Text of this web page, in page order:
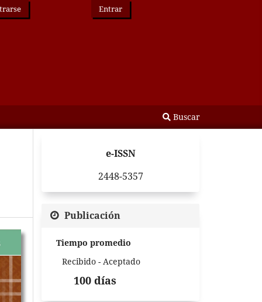
Buscar
Entrar
e-ISSN
2448-5357
Publicación
Tiempo promedio
Recibido - Aceptado
100 días